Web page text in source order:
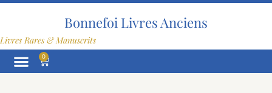
Aller
Bonnefoi Livres Anciens
Livres Rares & Manuscrits
0
Panier